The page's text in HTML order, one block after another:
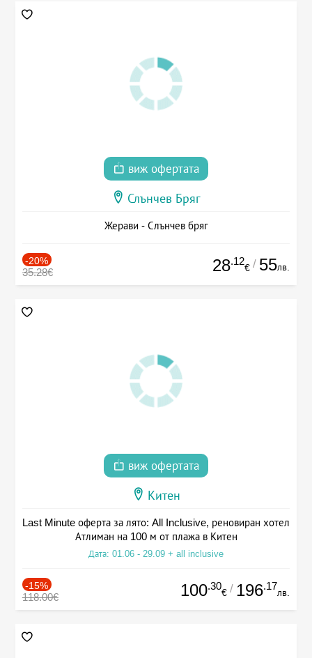
виж офертата
Слънчев Бряг
Жерави - Слънчев бряг
-20%
35.28€ 28.12
€ / 55лв.
виж офертата
Китен
Last Minute оферта за лято: All Inclusive, реновиран хотел
Атлиман на 100 м от плажа в Китен
Дата: 01.06 - 29.09 + all inclusive
-15%
118.00€ 100.30
€ / 196.17
лв.